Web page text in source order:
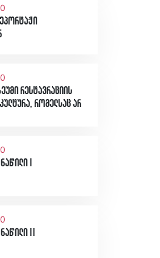
რესტავრაციის
რომელსაც არ
I
II